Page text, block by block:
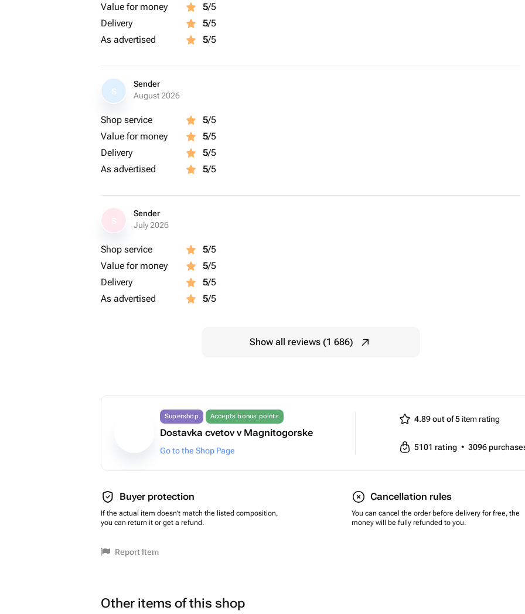
Value for money
5/5
Delivery
5/5
As advertised
5/5
S
Sender
August 2026
Shop service 5/5
Value for money
5/5
Delivery
5/5
As advertised
5/5
Sender
July 2026
Shop service 5/5
Value for money
5/5
Delivery
5/5
As advertised
5/5
Show all reviews (1 686)
Supershop Accepts bonus points
Dostavka cvetov v Magnitogorske
Go to the Shop Page
4.89 out of 5 item rating
5101 rating • 3096
Buyer protection
If the actual item doesn't match the listed composition,
you can return it or get a refund.
Cancellation rules
You can cancel the order before delivery for free, the
money will be fully refunded to you.
Report Item
Other items of this shop